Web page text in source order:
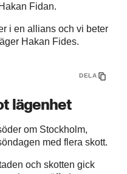
Fidan.
i en allians och vi beter
Hakan Fides.
DELA
lägenhet
om Stockholm,
med flera skott.
och skotten gick